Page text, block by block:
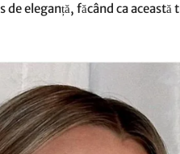
eleganță, făcând ca această